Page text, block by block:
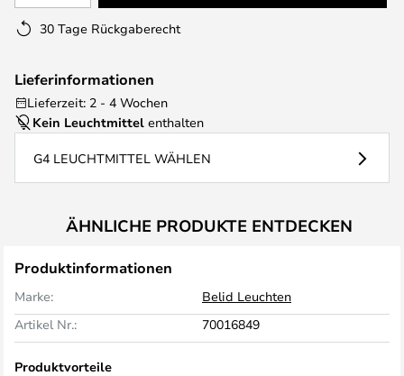
30 Tage Rückgaberecht
Lieferinformationen
Lieferzeit: 2 - 4 Wochen
Kein Leuchtmittel enthalten
G4 LEUCHTMITTEL WÄHLEN
ÄHNLICHE PRODUKTE ENTDECKEN
Produktinformationen
Marke:
Belid Leuchten
Artikel Nr.:
70016849
Produktvorteile